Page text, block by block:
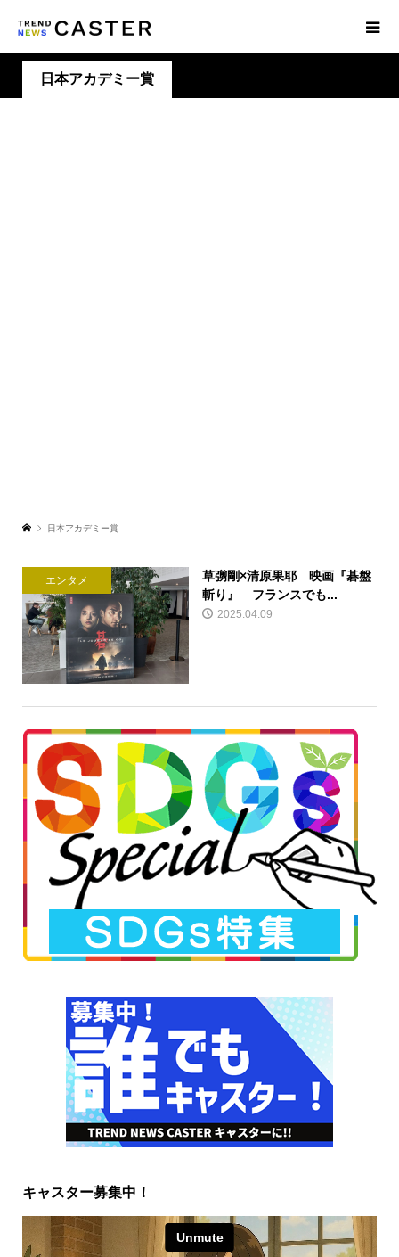
日本アカデミー賞
日本アカデミー賞
エンタメ
草彅剛×清原果耶 映画『碁盤
斬り』 フランスでも...
2025.04.09
キャスター募集中！